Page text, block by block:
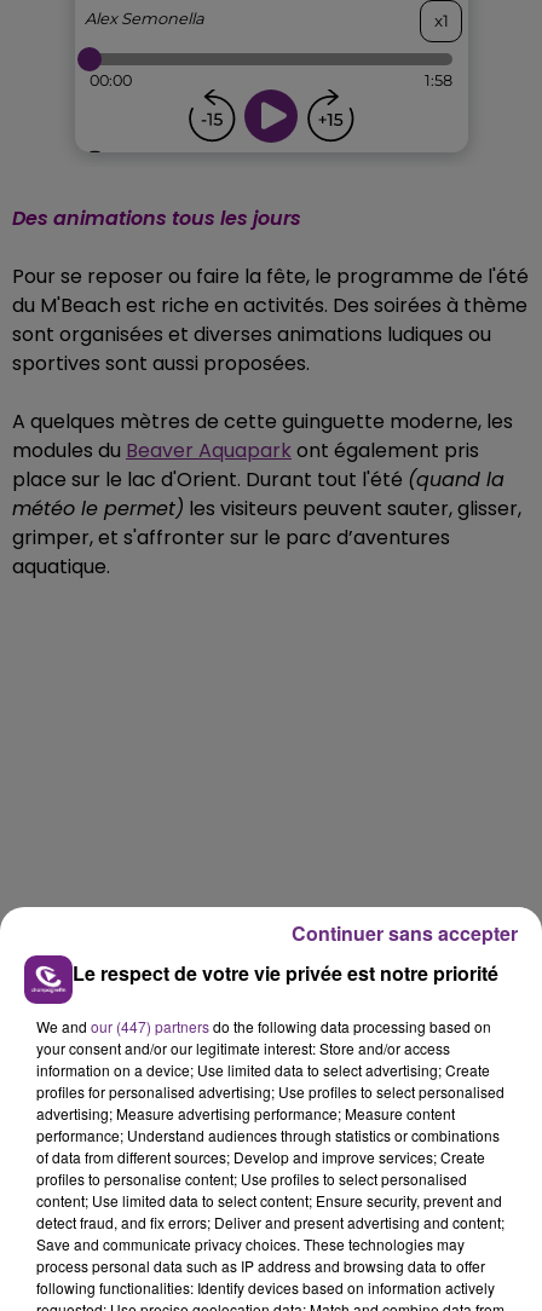
Des animations tous les jours
Pour se reposer ou faire la fête, le programme de l'été
du M'Beach est riche en activités. Des soirées à thème
sont organisées et diverses animations ludiques ou
sportives sont aussi proposées.
A quelques mètres de cette guinguette moderne, les
modules du Beaver Aquapark ont également pris
place sur le lac d'Orient. Durant tout l'été (quand la
météo le permet) les visiteurs peuvent sauter, glisser,
grimper, et s'affronter sur le parc d’aventures
aquatique.
Retrouvez l'actualité du M'Beach sur sapage
Facebooket sur sonsite internet.
FIL D'ACTUS
Le respect de votre vie privée est notre priorité
We and our (447) partnersdo the following data processing based on
your consent and/or our legitimate interest: Store and/or access
information on a device; Use limited data to select advertising; Create
profiles for personalised advertising; Use profiles to select personalised
advertising; Measure advertising performance; Measure content
performance; Understand audiences through statistics or combinations
of data from different sources; Develop and improve services; Create
profiles to personalise content; Use profiles to select personalised
content; Use limited data to select content; Ensure security, prevent and
detect fraud, and fix errors; Deliver and present advertising and content;
Save and communicate privacy choices. These technologies may
process personal data such as IP address and browsing data to offer
following functionalities: Identify devices based on information actively
Continuer sans accepter